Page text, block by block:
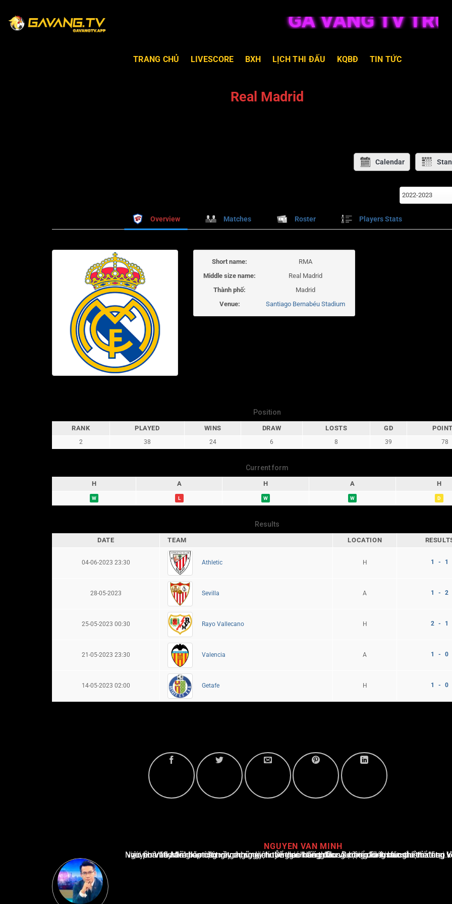
GÀ VÀNG TV
TRANG CHỦ LIVESCORE BXH LỊCH THI ĐẤU KQBĐ TIN TỨC
Real Madrid
Calendar
2022-2023
Overview Matches Roster Players Stats
Short name:
RMA
Middle size name:
Real Madrid
Thành phố:
Madrid
Venue:
Santiago Bernabéu Stadium
Position
RANK PLAYED WINS DRAW LOSTS GD
2 38 24 6 8 39 78
Current form
H A H A H
W L W W D
Results
DATE TEAM LOCATION
04-06-2023 23:30 Athletic H 1 - 1
28-05-2023 Sevilla A 1 - 2
25-05-2023 00:30 Rayo Vallecano H 2 - 1
21-05-2023 23:30 Valencia A 1 - 0
14-05-2023 02:00 Getafe H 1 - 0
NGUYEN VAN MINH
Nguyễn Văn Minh là một trong những chuyên gia hàng đầu về báo cáo tin tức thể thao tại Việt Nam, với hơn 10 năm hoạt động trong ngành. Ông có kiến thức sâu rộng và kinh nghiệm đáng kể trong việc phân tích và báo cáo về các sự kiện thể thao hàng đầu. Sự hiểu biết sâu sắc của ông về ngành này đã giúp ông xây dựng uy tín và danh tiếng trong cộng đồng báo chí thể thao.